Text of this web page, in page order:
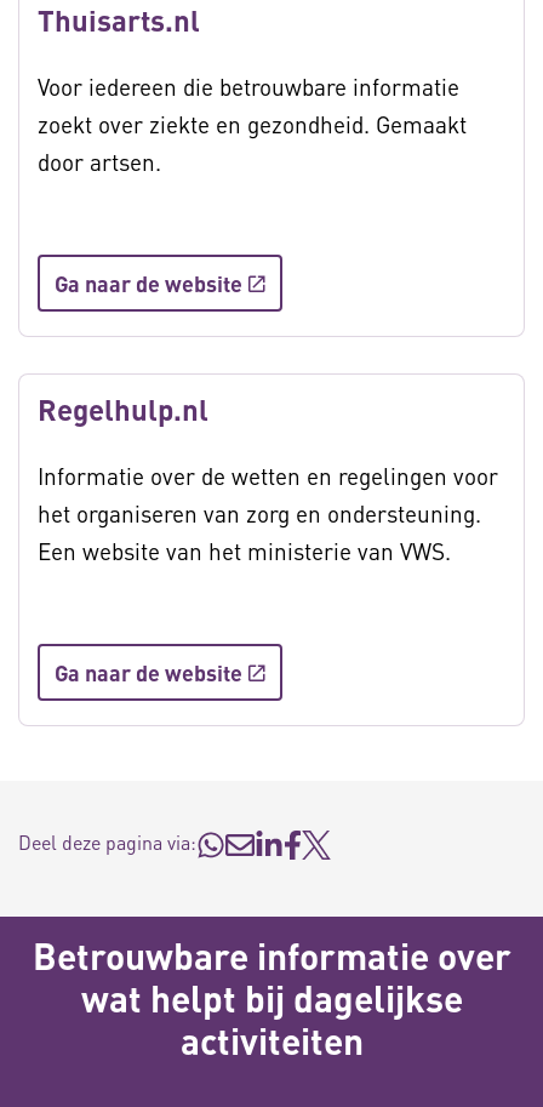
Thuisarts.nl
Voor iedereen die betrouwbare informatie
zoekt over ziekte en gezondheid. Gemaakt
door artsen.
Ga naar de website
Regelhulp.nl
Informatie over de wetten en regelingen voor
het organiseren van zorg en ondersteuning.
Een website van het ministerie van VWS.
Ga naar de website
Deel deze pagina via:
Betrouwbare informatie over
wat helpt bij dagelijkse
activiteiten